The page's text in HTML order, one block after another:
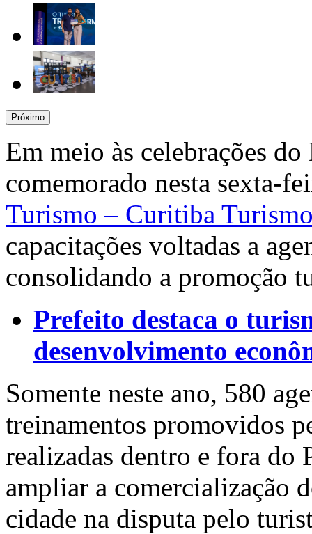
Próximo
Em meio às celebrações
comemorado nesta sexta-
Turismo – Curitiba
capacitações voltadas a
consolidando a promoção
Prefeito destaca o
desenvolvimento
Somente neste ano, 580
treinamentos promovidos
realizadas dentro e fora do
ampliar a comercialização
cidade na disputa pelo